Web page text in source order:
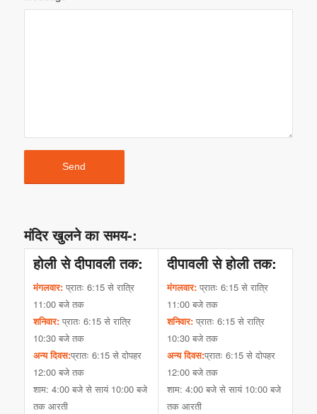
मंदिर खुलने का समय-:
होली से दीपावली तक:
मंगलवार:प्रातः 6:15 से रात्रि
11:00 बजे तक
शनिवार:प्रातः 6:15 से रात्रि
10:30 बजे तक
अन्य दिवस:प्रातः 6:15 से दोपहर
12:00 बजे तक
शाम: 4:00 बजे से सायं 10:00 बजे
तक आरती
दीपावली से होली तक:
मंगलवार:प्रातः 6:15 से रात्रि
11:00 बजे तक
शनिवार:प्रातः 6:15 से रात्रि
10:30 बजे तक
अन्य दिवस:प्रातः 6:15 से दोपहर
12:00 बजे तक
शाम: 4:00 बजे से सायं 10:00 बजे
तक आरती